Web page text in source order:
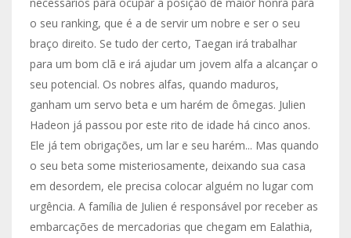
o seu ranking, que é a de servir um nobre e ser o seu
braço direito. Se tudo der certo, Taegan irá trabalhar
para um bom clã e irá ajudar um jovem alfa a alcançar o
seu potencial. Os nobres alfas, quando maduros,
ganham um servo beta e um harém de ômegas. Julien
Hadeon já passou por este rito de idade há cinco anos.
Ele já tem obrigações, um lar e seu harém... Mas quando
o seu beta some misteriosamente, deixando sua casa
em desordem, ele precisa colocar alguém no lugar com
urgência. A família de Julien é responsável por receber as
embarcações de mercadorias que chegam em Ealathia,